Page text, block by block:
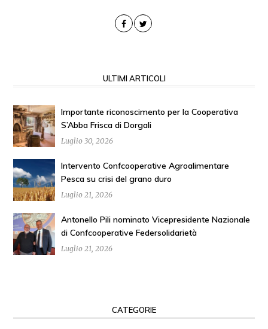
ULTIMI ARTICOLI
Importante riconoscimento per la Cooperativa
S’Abba Frisca di Dorgali
Luglio 30, 2026
Intervento Confcooperative Agroalimentare
Pesca su crisi del grano duro
Luglio 21, 2026
Antonello Pili nominato Vicepresidente Nazionale
di Confcooperative Federsolidarietà
Luglio 21, 2026
CATEGORIE